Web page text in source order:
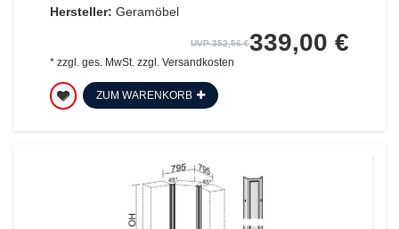
Hersteller: Geramöbel
UVP 352,56 €339,00 €
* zzgl. ges. MwSt. zzgl. Versandkosten
ZUM WARENKORB